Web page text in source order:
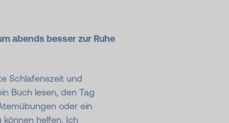
abends besser zur Ruhe
Schlafenszeit und
Buch lesen, den Tag
oder ein
helfen. Ich